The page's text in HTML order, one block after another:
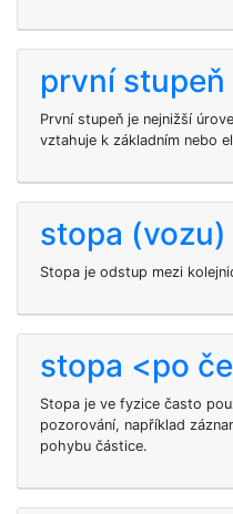
první
První stupeň je nejnižší
vztahuje k základním nebo
stopa (vozu)
Stopa je odstup mezi
stopa <po
Stopa je ve fyzice často
pozorování, například
pohybu částice.